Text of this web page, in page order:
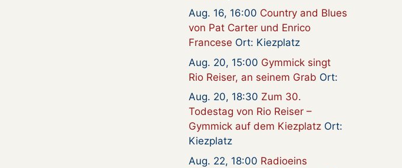
Aug. 16, 16:00 Country and Blues
von Pat Carter und Enrico
Francese Ort: Kiezplatz
Aug. 20, 15:00 Gymmick singt
Rio Reiser, an seinem Grab Ort:
Aug. 20, 18:30 Zum 30.
Todestag von Rio Reiser –
Gymmick auf dem Kiezplatz Ort:
Kiezplatz
Aug. 22, 18:00 Radioeins